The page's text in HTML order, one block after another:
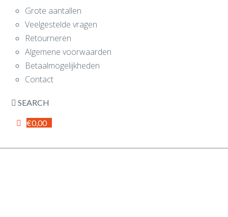
Grote aantallen
Veelgestelde vragen
Retourneren
Algemene voorwaarden
Betaalmogelijkheden
Contact
SEARCH
€0,00